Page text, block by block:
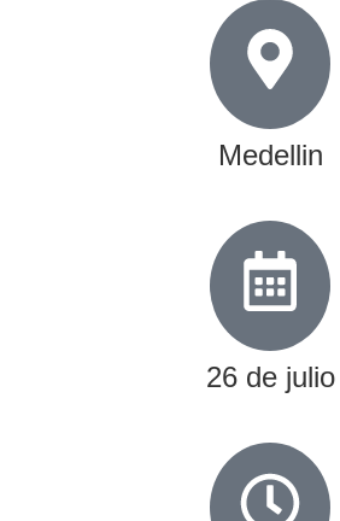
Medellin
26 de julio